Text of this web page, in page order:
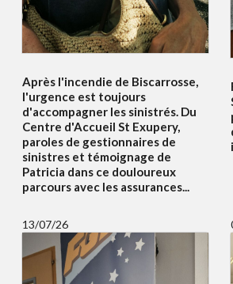
Après l'incendie de Biscarrosse,
l'urgence est toujours
d'accompagner les sinistrés. Du
Centre d'Accueil St Exupery,
paroles de gestionnaires de
sinistres et témoignage de
Patricia dans ce douloureux
parcours avec les assurances...
13/07/26